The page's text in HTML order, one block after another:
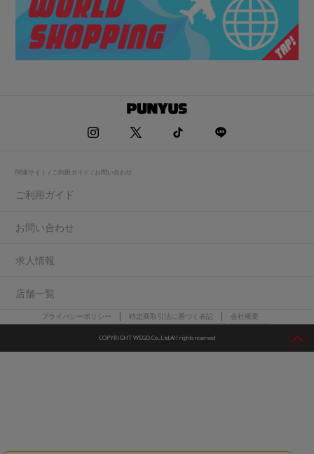
関連サイト / ご利用ガイド / お問い合わせ
ご利用ガイド
お問い合わせ
求人情報
店舗一覧
プライバシーポリシー 特定商取引法に基づく表記 会社概要
COPYRIGHT WEGO.Co.,Ltd.All rights reserved